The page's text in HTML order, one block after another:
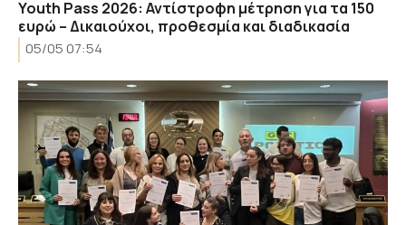
Youth Pass 2026: Αντίστροφη μέτρηση για τα 150
ευρώ – Δικαιούχοι, προθεσμία και διαδικασία
05/05 07:54